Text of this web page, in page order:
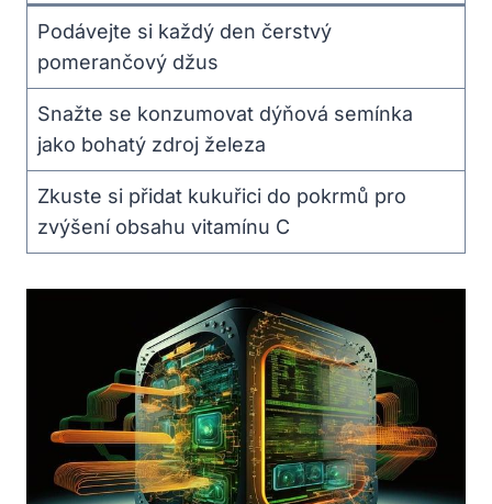
Podávejte si každý den čerstvý
pomerančový džus
Snažte se konzumovat dýňová semínka
jako bohatý zdroj železa
Zkuste si přidat kukuřici do pokrmů pro
zvýšení obsahu vitamínu C